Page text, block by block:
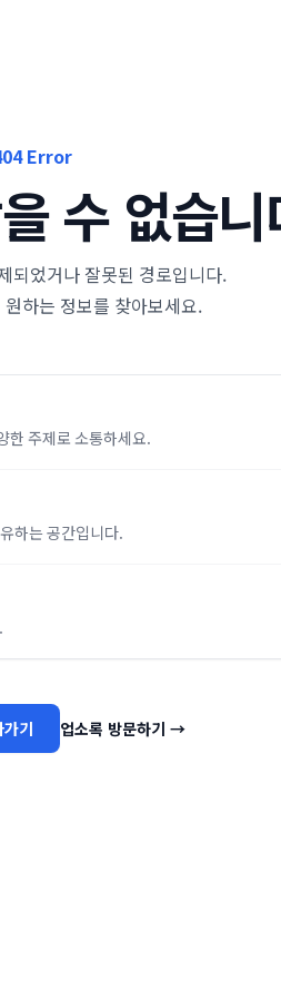
Error
수 없습
되었거나 잘못된 경로입니다.
하는 정보를 찾아보세요.
한 주제로 소통하세요.
하는 공간입니다.
기 업소록 방문하기 →